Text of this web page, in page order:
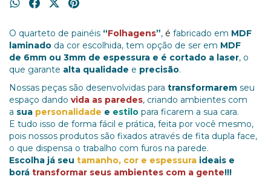
O quarteto de painéis “Folhagens”, é fabricado em MDF
laminado da cor escolhida, tem opção de ser em MDF
de 6mm ou 3mm de espessura e é cortado a laser, o
que garante alta qualidade e precisão.
Nossas peças são desenvolvidas para transformarem seu
espaço dando vida as paredes, criando ambientes com
a sua personalidade e estilo para ficarem a sua cara.
E tudo isso de forma fácil e prática, feita por você mesmo,
pois nossos produtos são fixados através de fita dupla face,
o que dispensa o trabalho com furos na parede.
Escolha já seu tamanho, cor e espessura ideais e
borá transformar seus ambientes com a gente!!!